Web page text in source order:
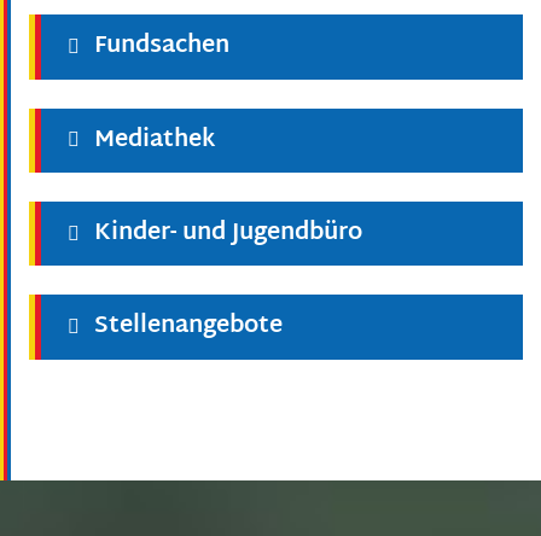
Fundsachen
Mediathek
Kinder- und Jugendbüro
Stellenangebote